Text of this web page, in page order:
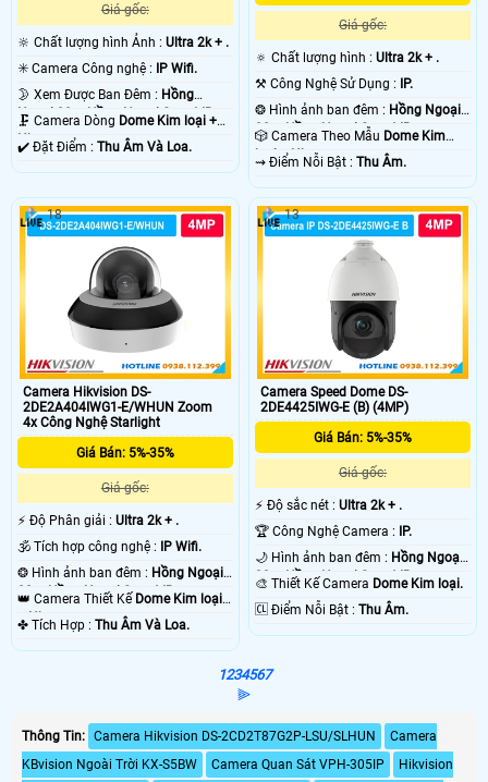
Giá gốc:
🔆 Chất lượng hình Ảnh : Ultra 2k + .
✳️ Camera Công nghệ :
IP Wifi.
🌛 Xem Được Ban Đêm : Hồng
Ngoại 20m Hồng Ngoại Smart IR.
🗜️ Camera Dòng Dome Kim loại +
Nhựa.
️✔️ Đặt Điểm : Thu Âm Và Loa.
Giá gốc:
🔅 Chất lượng hình :Ultra 2k + .
⚒ Công Nghệ Sử Dụng :
IP.
❂ Hình ảnh ban đêm : Hồng Ngoại
20m Hồng Ngoại Smart IR.
🎲 Camera Theo Mẫu Dome Kim
loại + Nhựa.
️⇝ Điểm Nỗi Bật :Thu Âm.
Camera Hikvision DS-
2DE2A404IWG1-E/WHUN Zoom
4x Công Nghệ Starlight
Giá Bán: 5%-35%
Giá gốc:
️⚡ Độ Phân giải : Ultra 2k + .
🕉️ Tích hợp công nghệ : IP Wifi.
❂ Hình ảnh ban đêm : Hồng Ngoại
20m Hồng Ngoại Smart IR.
👑 Camera Thiết Kế Dome Kim loại
+ Nhựa.
️✤ Tích Hợp : Thu Âm Và Loa.
18
Camera Speed Dome DS-
2DE4425IWG-E (B) (4MP)
Giá Bán: 5%-35%
Giá gốc:
️⚡ Độ sắc nét :Ultra 2k + .
🏆 Công Nghệ Camera : IP.
🌙 Hình ảnh ban đêm : Hồng Ngoại
20m Hồng Ngoại Smart IR.
🎨 Thiết Kế Camera Dome Kim loại.
️🆑 Điểm Nỗi Bật :Thu Âm.
13
1234567
⫸
Thông Tin: Camera Hikvision DS-2CD2T87G2P-LSU/SLHUN
Camera
KBvision Ngoài Trời KX-S5BW
Camera Quan Sát VPH-305IP
Hikvision